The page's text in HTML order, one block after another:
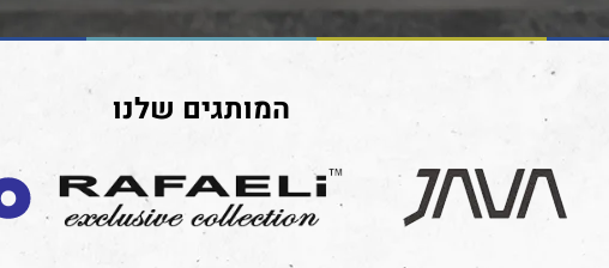
המותגים שלנו